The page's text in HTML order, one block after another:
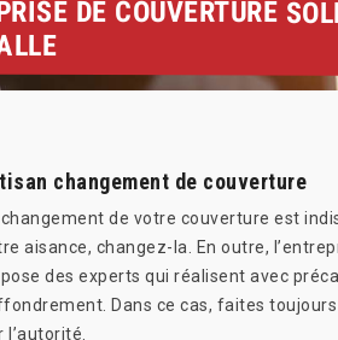
DE COUVERTURE
changement de couverture
changement de votre couverture est
aisance, changez-la. En outre,
des experts qui réalisent avec
Dans ce cas, faites
l’autorité.